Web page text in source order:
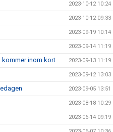
2023-10-12 10:24
2023-10-12 09:33
2023-09-19 10:14
2023-09-14 11:19
kommer inom kort 2023-09-13 11:19
2023-09-12 13:03
2023-09-05 13:51
2023-08-18 10:29
2023-06-14 09:19